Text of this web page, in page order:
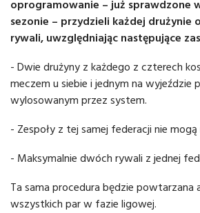
oprogramowanie – już sprawdzone
sezonie – przydzieli każdej drużynie
rywali, uwzględniając następujące
- Dwie drużyny z każdego z czterech
meczem u siebie i jednym na wyjeździe
wylosowanym przez system.
- Zespoły z tej samej federacji nie
- Maksymalnie dwóch rywali z jednej
Ta sama procedura będzie powtarzana
wszystkich par w fazie ligowej.